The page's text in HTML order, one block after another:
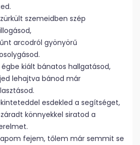
szemeidben szép
arcodról gyönyörű
égbe kiált bánatos hallgatásod,
lehajtva bánod már
esdekled a segítséget,
könnyekkel siratod a
fejem, tőlem már semmit se